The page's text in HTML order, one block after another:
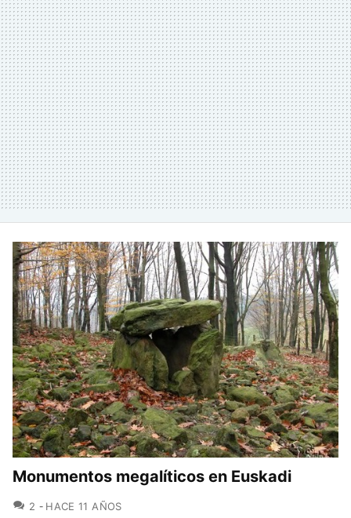
Monumentos megalíticos en Euskadi
2 COMENTARIOS
HACE 11 AÑOS